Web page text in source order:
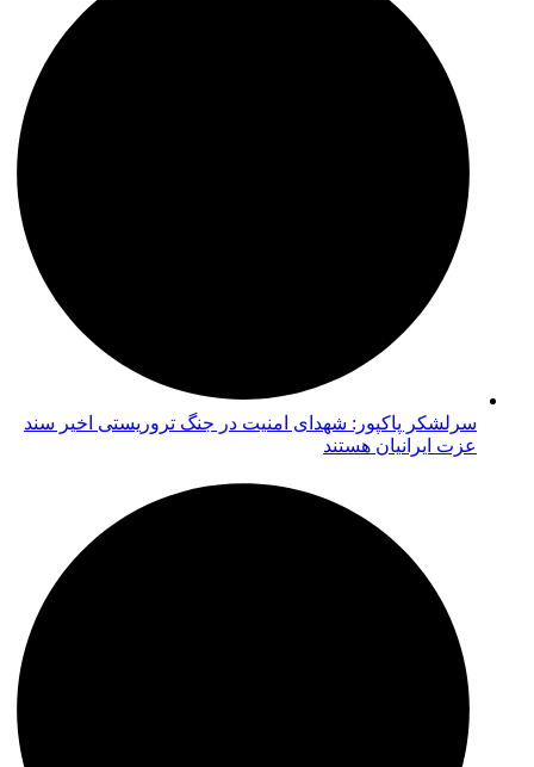
سرلشکر پاکپور: شهدای امنیت در جنگ تروریستی اخیر سند
عزت ایرانیان هستند